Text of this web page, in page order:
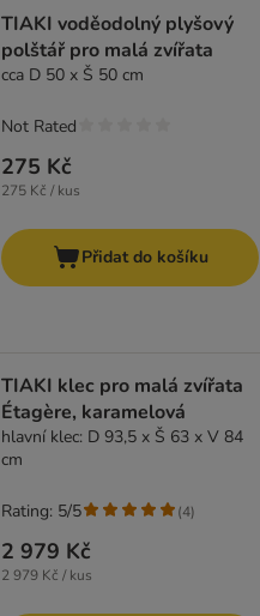
TIAKI voděodolný plyšový
polštář pro malá zvířata
cca D 50 x Š 50 cm
275 Kč
275 Kč / kus
Not Rated
Přidat do košíku
TIAKI klec pro malá zvířata
Étagère, karamelová
hlavní klec: D 93,5 x Š 63 x V 84
cm
2 979 Kč
2 979 Kč / kus
Rating: 5/5 (4)